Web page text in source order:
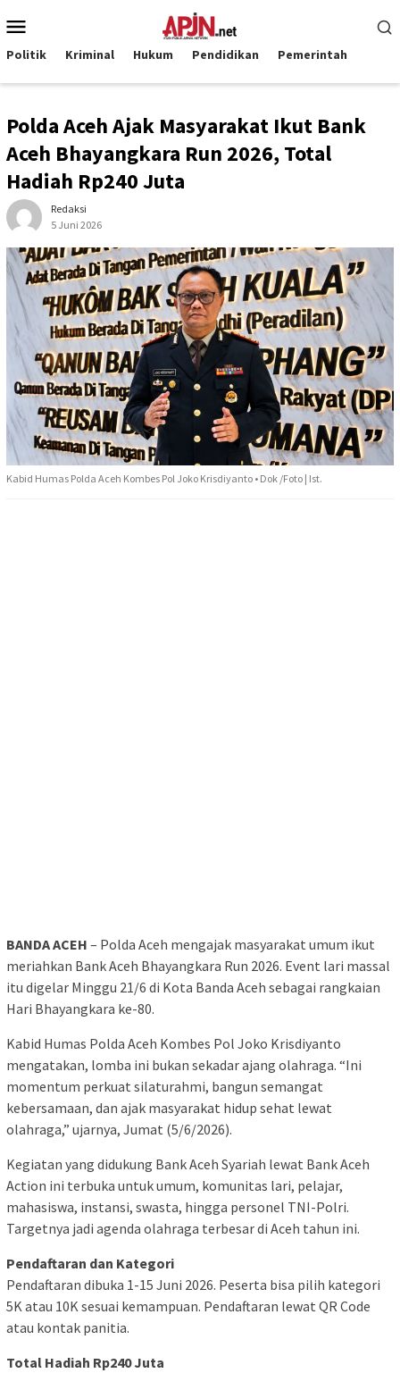
ke
kontenMobile
Politik Kriminal Hukum Pendidikan Pemerintah
Polda Aceh Ajak Masyarakat Ikut Bank
Aceh Bhayangkara Run 2026, Total
Hadiah Rp240 Juta
Redaksi
5 Juni 2026
Kabid Humas Polda Aceh Kombes Pol Joko Krisdiyanto • Dok /Foto | Ist.
BANDA ACEH – Polda Aceh mengajak masyarakat umum ikut
meriahkan Bank Aceh Bhayangkara Run 2026. Event lari massal
itu digelar Minggu 21/6 di Kota Banda Aceh sebagai rangkaian
Hari Bhayangkara ke-80.
Kabid Humas Polda Aceh Kombes Pol Joko Krisdiyanto
mengatakan, lomba ini bukan sekadar ajang olahraga. “Ini
momentum perkuat silaturahmi, bangun semangat
kebersamaan, dan ajak masyarakat hidup sehat lewat
olahraga,” ujarnya, Jumat (5/6/2026).
Kegiatan yang didukung Bank Aceh Syariah lewat Bank Aceh
Action ini terbuka untuk umum, komunitas lari, pelajar,
mahasiswa, instansi, swasta, hingga personel TNI-Polri.
Targetnya jadi agenda olahraga terbesar di Aceh tahun ini.
Pendaftaran dan Kategori
Pendaftaran dibuka 1-15 Juni 2026. Peserta bisa pilih kategori
5K atau 10K sesuai kemampuan. Pendaftaran lewat QR Code
atau kontak panitia.
Total Hadiah Rp240 Juta